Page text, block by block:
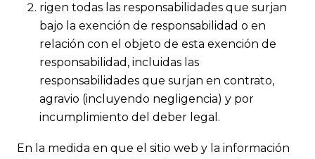
rigen todas las responsabilidades que surjan
bajo la exención de responsabilidad o en
relación con el objeto de esta exención de
responsabilidad, incluidas las
responsabilidades que surjan en contrato,
agravio (incluyendo negligencia) y por
incumplimiento del deber legal.
En la medida en que el sitio web y la información